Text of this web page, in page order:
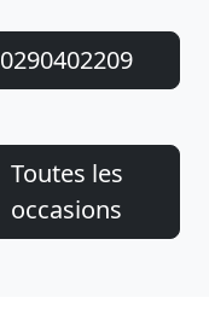
0290402209
Toutes les
occasions